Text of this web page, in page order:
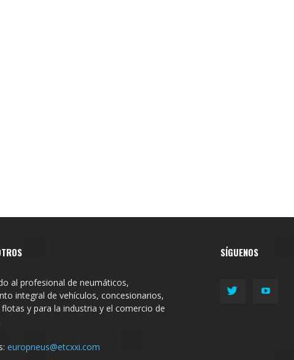
al profesional de neumáticos,
integral de vehículos, concesionarios,
y para la industria y el comercio de
europneus@etcxxi.com
SÍGUENOS